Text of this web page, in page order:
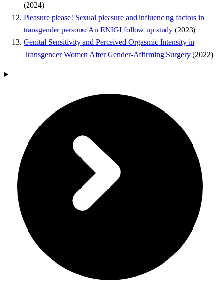
(2024)
Pleasure please! Sexual pleasure and influencing factors in
transgender persons: An ENIGI follow-up study (2023)
Genital Sensitivity and Perceived Orgasmic Intensity in
Transgender Women After Gender-Affirming Surgery (2022)